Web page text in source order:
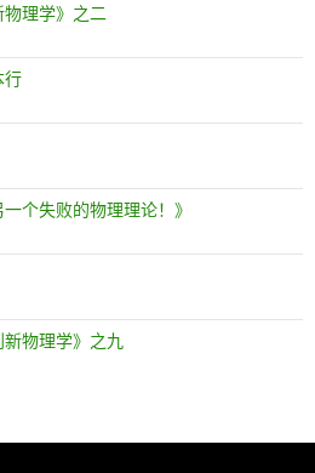
物理学》之二
行
个失败的物理理论！》
物理学》之九